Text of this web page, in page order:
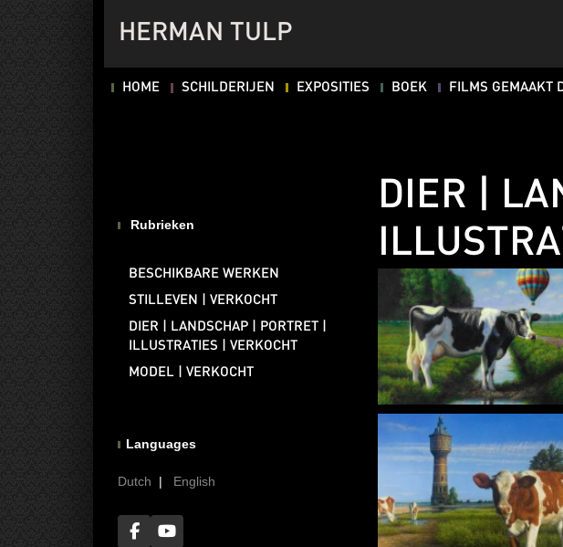
HERMAN TULP
HOME SCHILDERIJEN EXPOSITIES BOEK FILMS GEMAAKT
Rubrieken
BESCHIKBARE WERKEN
STILLEVEN | VERKOCHT
DIER | LANDSCHAP | PORTRET |
ILLUSTRATIES | VERKOCHT
MODEL | VERKOCHT
Languages
Dutch | English
DIER |